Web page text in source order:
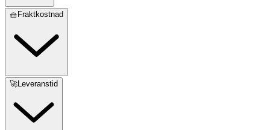
🧺Fraktkostnad
🚀Leveranstid